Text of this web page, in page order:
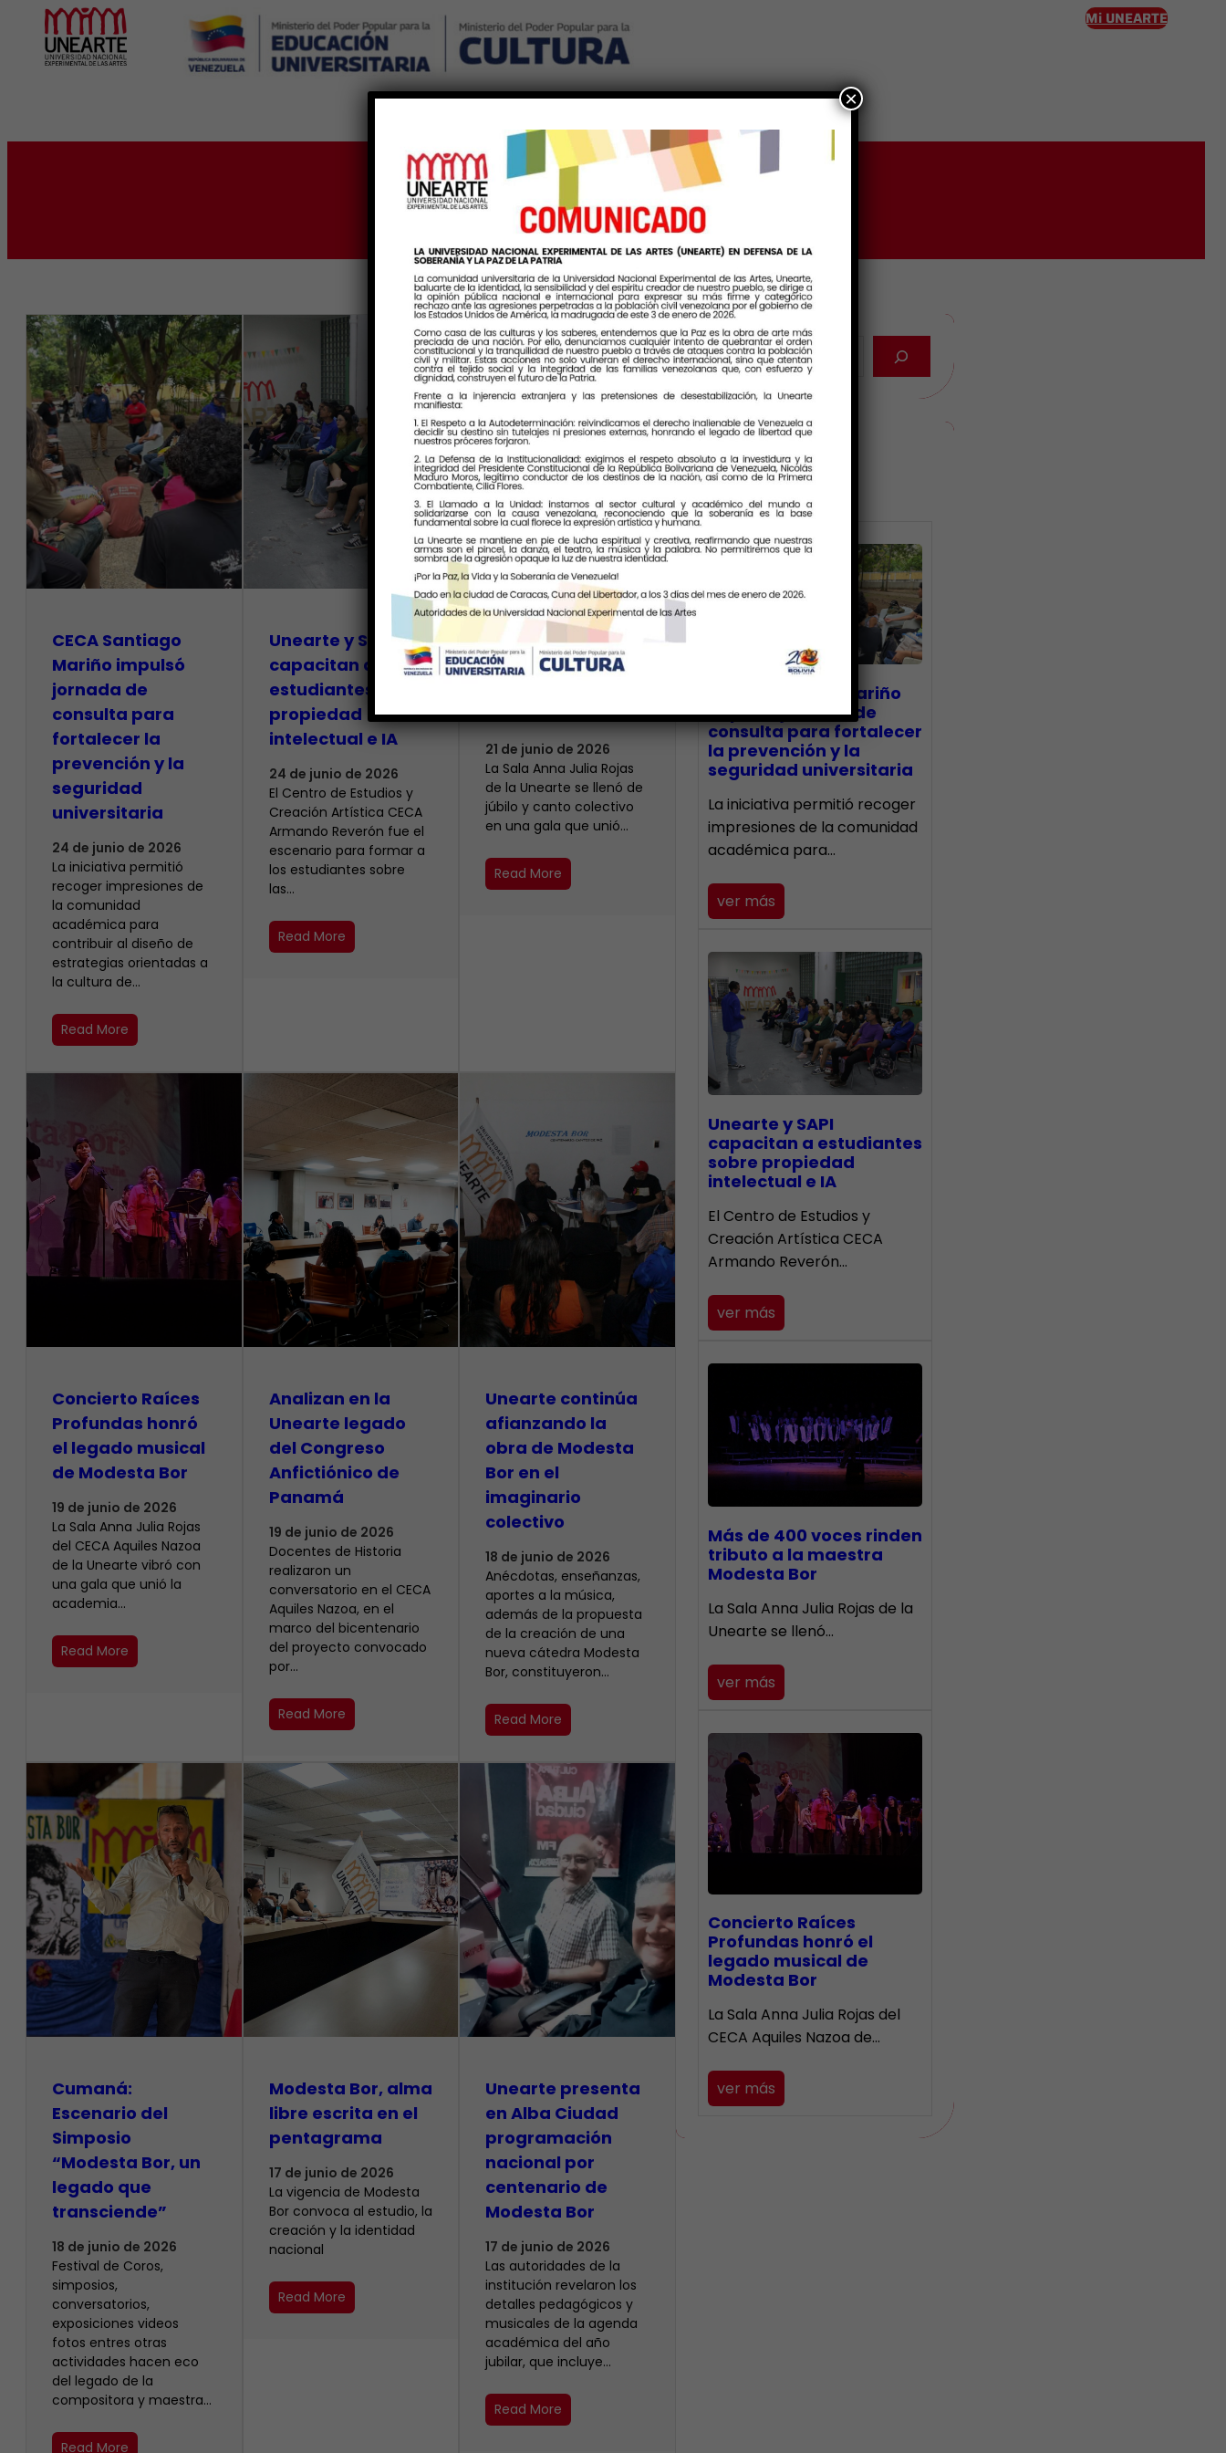
Mi UNEARTE
Ingreso
Etiqueta: CinematecaNacional
CECA Santiago
Mariño impulsó
jornada de
consulta para
fortalecer la
prevención y la
seguridad
universitaria
24 de junio de 2026
La iniciativa permitió
recoger impresiones de
la comunidad
académica para
contribuir al diseño de
estrategias orientadas a
la cultura de…
Read More
Unearte y SAPI
capacitan a
estudiantes sobre
propiedad
intelectual e IA
24 de junio de 2026
El Centro de Estudios y
Creación Artística CECA
Armando Reverón fue el
escenario para formar a
los estudiantes sobre
las…
Read More
Más de 400 voces
rinden tributo a la
Bor
21 de junio de 2026
​La Sala Anna Julia Rojas
de la Unearte se llenó de
júbilo y canto colectivo
en una gala que unió…
Read More
​Concierto Raíces
Profundas honró
el legado musical
de Modesta Bor
19 de junio de 2026
La Sala Anna Julia Rojas
del CECA Aquiles Nazoa
de la Unearte vibró con
una gala que unió la
academia…
Read More
Analizan en la
Unearte legado
del Congreso
Anfictiónico de
Panamá
19 de junio de 2026
Docentes de Historia
realizaron un
conversatorio en el CECA
Aquiles Nazoa, en el
marco del bicentenario
del proyecto convocado
por…
Read More
Unearte continúa
afianzando la
obra de Modesta
Bor en el
imaginario
colectivo
18 de junio de 2026
Anécdotas, enseñanzas,
aportes a la música,
además de la propuesta
de la creación de una
nueva cátedra Modesta
Bor, constituyeron…
Read More
Cumaná:
Escenario del
Simposio
“Modesta Bor, un
legado que
transciende”
18 de junio de 2026
Festival de Coros,
simposios,
conversatorios,
exposiciones videos
fotos entres otras
actividades hacen eco
del legado de la
compositora y maestra…
Read More
Modesta Bor, alma
libre escrita en el
pentagrama
17 de junio de 2026
La vigencia de Modesta
Bor convoca al estudio, la
creación y la identidad
nacional
Read More
​Unearte presenta
en Alba Ciudad
programación
nacional por
centenario de
Modesta Bor
17 de junio de 2026
Las autoridades de la
institución revelaron los
detalles pedagógicos y
musicales de la agenda
académica del año
jubilar, que incluye…
Read More
Últimas Noticias
CECA Santiago Mariño
impulsó jornada de
consulta para fortalecer
la prevención y la
seguridad universitaria
La iniciativa permitió recoger
impresiones de la comunidad
académica para…
ver más
Unearte y SAPI
capacitan a estudiantes
sobre propiedad
intelectual e IA
El Centro de Estudios y
Creación Artística CECA
Armando Reverón…
ver más
Más de 400 voces rinden
tributo a la maestra
Modesta Bor
​La Sala Anna Julia Rojas de la
Unearte se llenó…
ver más
​Concierto Raíces
Profundas honró el
legado musical de
Modesta Bor
La Sala Anna Julia Rojas del
CECA Aquiles Nazoa de…
ver más
×